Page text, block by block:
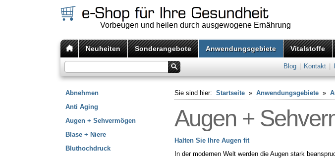
Vorbeugen und heilen durch ausgewogene Ernährung
Neuheiten Sonderangebote Anwendungsgebiete Vitalstoffe
Blog Kontakt
Abnehmen
Anti Aging
Augen + Sehvermögen
Blase + Niere
Bluthochdruck
Sie sind hier: Startseite » Anwendungsgebiete »
Augen +
Halten Sie Ihre Augen fit
In der modernen Welt werden die Augen stark